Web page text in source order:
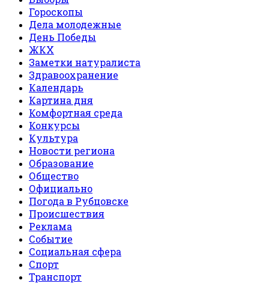
Гороскопы
Дела молодежные
День Победы
ЖКХ
Заметки натуралиста
Здравоохранение
Календарь
Картина дня
Комфортная среда
Конкурсы
Культура
Новости региона
Образование
Общество
Официально
Погода в Рубцовске
Происшествия
Реклама
Событие
Социальная сфера
Спорт
Транспорт